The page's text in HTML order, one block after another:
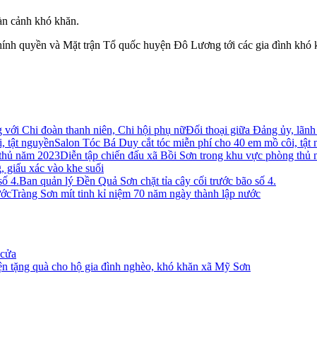
cảnh khó khăn.
quyền và Mặt trận Tổ quốc huyện Đô Lương tới các gia đình
Đối thoại giữa Đảng ủy,
Salon Tóc Bá Duy cắt tóc miễn phí cho 40 em mồ côi, tật
Diễn tập chiến đấu xã Bồi Sơn trong khu vực phòng thủ
giấu xác vào khe suối
Ban quản lý Đền Quả Sơn chặt tỉa cây cối trước bão số 4.
Tràng Sơn mít tinh kỉ niệm 70 năm ngày thành lập nước
quà cho hộ gia đình nghèo, khó khăn xã Mỹ Sơn